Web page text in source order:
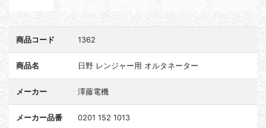
商品コード 1362
商品名 日野 レンジャー用 オルタネーター
メーカー 澤藤電機
メーカー品番 0201 152 1013